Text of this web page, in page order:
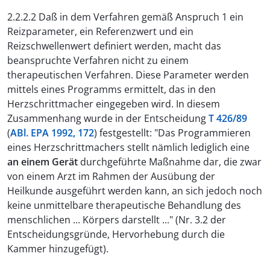
2.2.2.2 Daß in dem Verfahren gemäß Anspruch 1 ein
Reizparameter, ein Referenzwert und ein
Reizschwellenwert definiert werden, macht das
beanspruchte Verfahren nicht zu einem
therapeutischen Verfahren. Diese Parameter werden
mittels eines Programms ermittelt, das in den
Herzschrittmacher eingegeben wird. In diesem
Zusammenhang wurde in der EntscheidungT 426/89
(ABl. EPA 1992, 172) festgestellt: "Das Programmieren
eines Herzschrittmachers stellt nämlich lediglich eine
an einem Gerät durchgeführte Maßnahme dar, die zwar
von einem Arzt im Rahmen der Ausübung der
Heilkunde ausgeführt werden kann, an sich jedoch noch
keine unmittelbare therapeutische Behandlung des
menschlichen ... Körpers darstellt ..." (Nr. 3.2 der
Entscheidungsgründe, Hervorhebung durch die
Kammer hinzugefügt).